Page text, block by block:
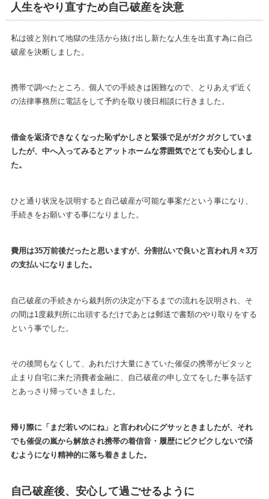
人生をやり直すため自己破産を決意
私は彼と別れて地獄の生活から抜け出し新たな人生を出直す為に自己
破産を決断しました。
携帯で調べたところ、個人での手続きは困難なので、とりあえず近く
の法律事務所に電話をして予約を取り後日相談に行きました。
借金を返済できなくなった恥ずかしさと緊張で足がガクガクしていま
したが、中へ入ってみるとアットホームな雰囲気でとても安心しまし
た。
ひと通り状況を説明すると自己破産が可能な事案だという事になり、
手続きをお願いする事になりました。
費用は35万前後だったと思いますが、分割払いで良いと言われ月々3万
の支払いになりました。
自己破産の手続きから裁判所の決定が下るまでの流れを説明され、そ
の間は1度裁判所に出頭するだけであとは郵送で書類のやり取りをする
という事でした。
その後間もなくして、あれだけ大量にきていた催促の携帯がピタッと
止まり自宅に来た消費者金融に、自己破産の申し立てをした事を話す
とあっさり帰っていきました。
帰り際に「まだ若いのにね」と言われ心にグサッときましたが、それ
でも催促の嵐から解放され携帯の着信音・履歴にビクビクしないで済
むようになり精神的に落ち着きました。
自己破産後、安心して過ごせるように